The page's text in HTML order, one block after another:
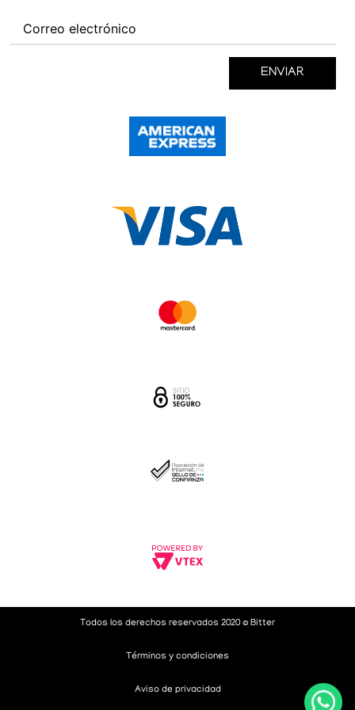
ENVIAR
Todos los derechos reservados 2020 © Bitter
Términos y condiciones
Aviso de privacidad